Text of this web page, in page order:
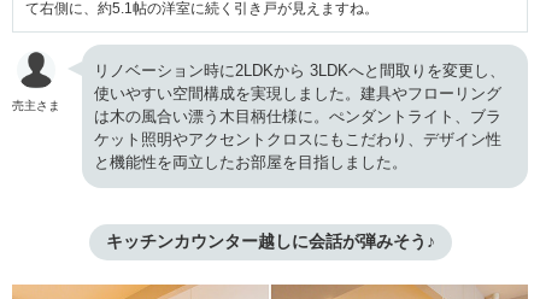
て右側に、約5.1帖の洋室に続く引き戸が見えますね。
売主さま
リノベーション時に2LDKから 3LDKへと間取りを変更し、
使いやすい空間構成を実現しました。建具やフローリング
は木の風合い漂う木目柄仕様に。ぺンダントライト、ブラ
ケット照明やアクセントクロスにもこだわり、デザイン性
と機能性を両立したお部屋を目指しました。
キッチンカウンター越しに会話が弾みそう♪